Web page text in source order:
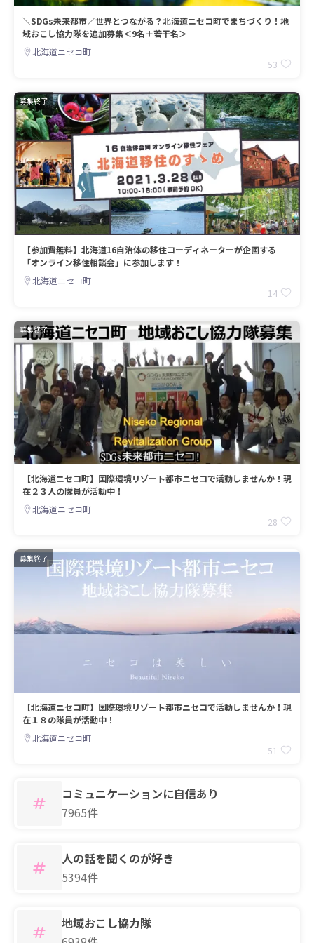
＼SDGs未来都市／世界とつながる？北海道ニセコ町でまちづくり！地
域おこし協力隊を追加募集＜9名＋若干名＞
北海道ニセコ町
53
募集終了
【参加費無料】北海道16自治体の移住コーディネーターが企画する
「オンライン移住相談会」に参加します！
北海道ニセコ町
14
募集終了
【北海道ニセコ町】国際環境リゾート都市ニセコで活動しませんか！現
在２３人の隊員が活動中！
北海道ニセコ町
28
募集終了
【北海道ニセコ町】国際環境リゾート都市ニセコで活動しませんか！現
在１８の隊員が活動中！
北海道ニセコ町
51
コミュニケーションに自信あり
7965件
人の話を聞くのが好き
5394件
地域おこし協力隊